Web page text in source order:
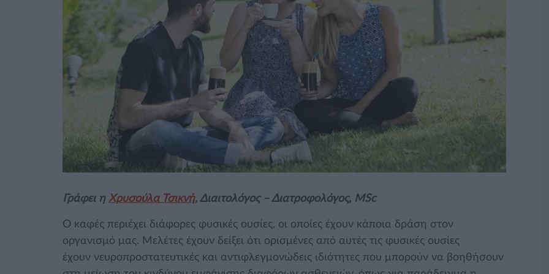
Γράφει η Χρυσούλα Τσικνή, Διαιτολόγος – Διατροφολόγος, MSc
Ο καφές περιέχει διάφορες φυσικές ουσίες, οι οποίες έχουν κάποια δράση στον
οργανισμό μας. Μελέτες έχουν δείξει ότι ορισμένες από αυτές τις φυσικές ουσίες
έχουν νευροπροστατευτικές και αντιφλεγμονώδεις ιδιότητες που μπορούν να βοηθήσουν